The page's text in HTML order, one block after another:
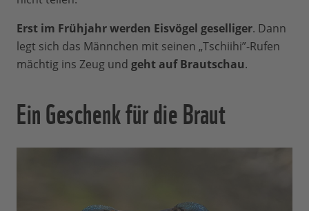
Erst im Frühjahr werden Eisvögel geselliger. Dann
legt sich das Männchen mit seinen „Tschiihi”-Rufen
mächtig ins Zeug und geht auf Brautschau.
Ein Geschenk für die Braut